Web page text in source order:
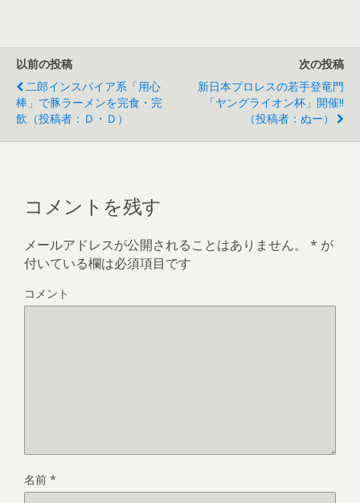
以前の投稿
二郎インスパイア系「用心
棒」で豚ラーメンを完食・完
飲（投稿者：Ｄ・Ｄ）
次の投稿
新日本プロレスの若手登竜門
「ヤングライオン杯」開催!!
（投稿者：ぬー）
コメントを残す
メールアドレスが公開されることはありません。 * が
付いている欄は必須項目です
コメント
名前 *